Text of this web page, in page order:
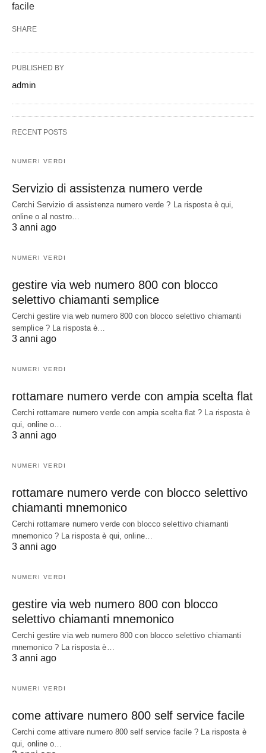
facile
SHARE
PUBLISHED BY
admin
RECENT POSTS
NUMERI VERDI
Servizio di assistenza numero verde
Cerchi Servizio di assistenza numero verde ? La risposta è qui,
online o al nostro…
3 anni ago
NUMERI VERDI
gestire via web numero 800 con blocco
selettivo chiamanti semplice
Cerchi gestire via web numero 800 con blocco selettivo chiamanti
semplice ? La risposta è…
3 anni ago
NUMERI VERDI
rottamare numero verde con ampia scelta flat
Cerchi rottamare numero verde con ampia scelta flat ? La risposta è
qui, online o…
3 anni ago
NUMERI VERDI
rottamare numero verde con blocco selettivo
chiamanti mnemonico
Cerchi rottamare numero verde con blocco selettivo chiamanti
mnemonico ? La risposta è qui, online…
3 anni ago
NUMERI VERDI
gestire via web numero 800 con blocco
selettivo chiamanti mnemonico
Cerchi gestire via web numero 800 con blocco selettivo chiamanti
mnemonico ? La risposta è…
3 anni ago
NUMERI VERDI
come attivare numero 800 self service facile
Cerchi come attivare numero 800 self service facile ? La risposta è
qui, online o…